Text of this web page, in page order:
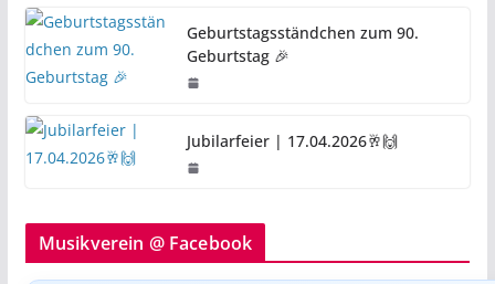
Geburtstagsständchen zum 90.
Geburtstag 🎉
Jubilarfeier | 17.04.2026🥂🙌
Musikverein @ Facebook